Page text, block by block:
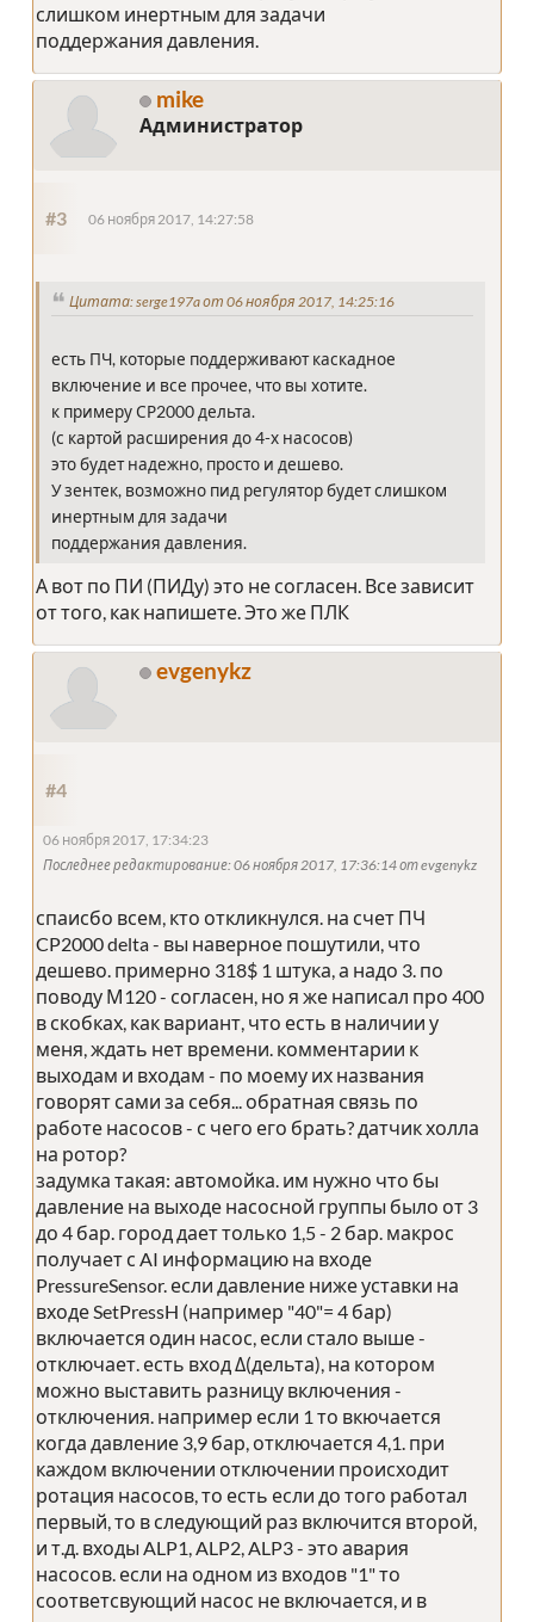
слишком инертным для задачи
поддержания давления.
mike
Администратор
#3 06 ноября 2017, 14:27:58
Цитата: serge197a от 06 ноября 2017, 14:25:16
есть ПЧ, которые поддерживают каскадное
включение и все прочее, что вы хотите.
к примеру СР2000 дельта.
(с картой расширения до 4-х насосов)
это будет надежно, просто и дешево.
У зентек, возможно пид регулятор будет слишком
инертным для задачи
поддержания давления.
А вот по ПИ (ПИДу) это не согласен. Все зависит
от того, как напишете. Это же ПЛК
evgenykz
#4
06 ноября 2017, 17:34:23
Последнее редактирование: 06 ноября 2017, 17:36:14 от evgenykz
спаисбо всем, кто откликнулся. на счет ПЧ
CP2000 delta - вы наверное пошутили, что
дешево. примерно 318$ 1 штука, а надо 3. по
поводу М120 - согласен, но я же написал про 400
в скобках, как вариант, что есть в наличии у
меня, ждать нет времени. комментарии к
выходам и входам - по моему их названия
говорят сами за себя... обратная связь по
работе насосов - с чего его брать? датчик холла
на ротор?
задумка такая: автомойка. им нужно что бы
давление на выходе насосной группы было от 3
до 4 бар. город дает только 1,5 - 2 бар. макрос
получает с AI информацию на входе
PressureSensor. если давление ниже уставки на
входе SetPressH (например "40"= 4 бар)
включается один насос, если стало выше -
отключает. есть вход Δ(дельта), на котором
можно выставить разницу включения -
отключения. например если 1 то вкючается
когда давление 3,9 бар, отключается 4,1. при
каждом включении отключении происходит
ротация насосов, то есть если до того работал
первый, то в следующий раз включится второй,
и т.д. входы ALP1, ALP2, ALP3 - это авария
насосов. если на одном из входов "1" то
соответсвующий насос не включается, и в